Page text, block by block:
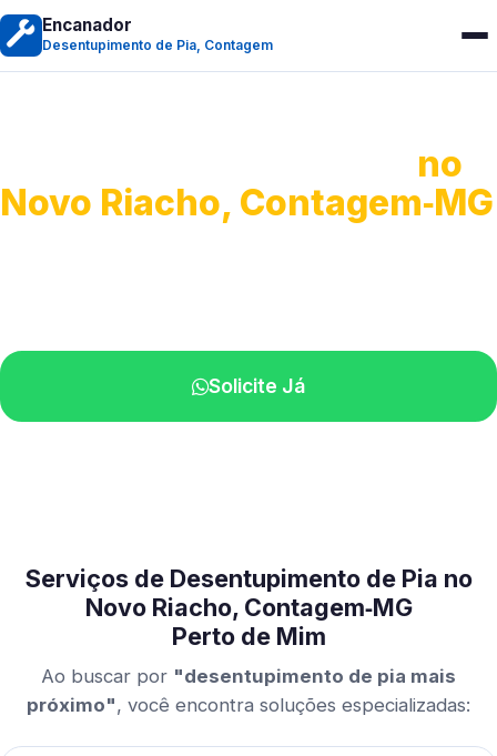
Encanador
Desentupimento de Pia, Contagem
no
Novo Riacho, Contagem‑MG
Solicite Já
Serviços de Desentupimento de Pia no
Novo Riacho, Contagem‑MG
Perto de Mim
Ao buscar por "desentupimento de pia mais
próximo", você encontra soluções especializadas: